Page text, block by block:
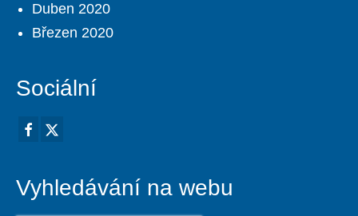
Duben 2020
Březen 2020
Sociální
Vyhledávání na webu